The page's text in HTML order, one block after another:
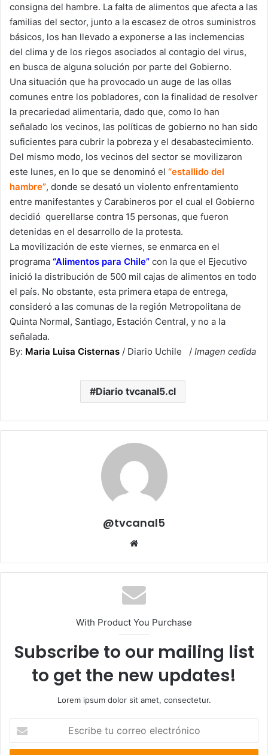
consigna del hambre. La falta de alimentos que afecta a las
familias del sector, junto a la escasez de otros suministros
básicos, los han llevado a exponerse a las inclemencias
del clima y de los riegos asociados al contagio del virus,
en busca de alguna solución por parte del Gobierno.
Una situación que ha provocado un auge de las ollas
comunes entre los pobladores, con la finalidad de resolver
la precariedad alimentaria, dado que, como lo han
señalado los vecinos, las políticas de gobierno no han sido
suficientes para cubrir la pobreza y el desabastecimiento.
Del mismo modo, los vecinos del sector se movilizaron
este lunes, en lo que se denominó el “estallido del
hambre”, donde se desató un violento enfrentamiento
entre manifestantes y Carabineros por el cual el Gobierno
decidió querellarse contra 15 personas, que fueron
detenidas en el desarrollo de la protesta.
La movilización de este viernes, se enmarca en el
programa “Alimentos para Chile” con la que el Ejecutivo
inició la distribución de 500 mil cajas de alimentos en todo
el país. No obstante, esta primera etapa de entrega,
consideró a las comunas de la región Metropolitana de
Quinta Normal, Santiago, Estación Central, y no a la
señalada.
By: Maria Luisa Cisternas / Diario Uchile / Imagen cedida
Diario tvcanal5.cl
@tvcanal5
With Product You Purchase
Subscribe to our mailing list
to get the new updates!
Lorem ipsum dolor sit amet, consectetur.
correo